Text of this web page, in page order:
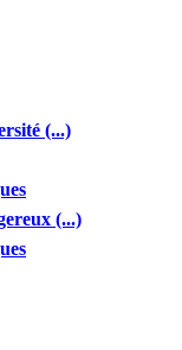
(...)
(...)